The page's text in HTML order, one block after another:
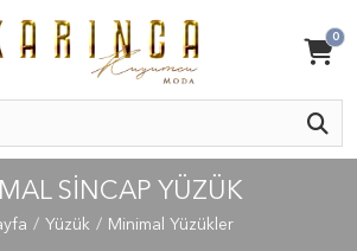
0
SINCAP YÜZÜK
Yüzük Minimal Yüzükler